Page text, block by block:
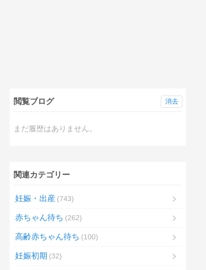
閲覧ブログ
まだ履歴はありません。
消去
関連カテゴリー
妊娠・出産 743
赤ちゃん待ち 262
高齢赤ちゃん待ち 100
妊娠初期 32